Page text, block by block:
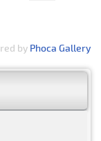
by Phoca Gallery